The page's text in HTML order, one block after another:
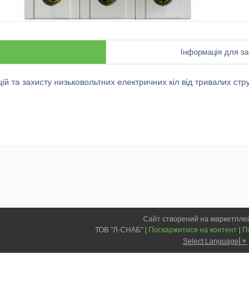
Інформація для
та захисту низьковольтних електричних кіл від тривалих
Сайт створений на
Поскаржитися на контент
Select Language ▼